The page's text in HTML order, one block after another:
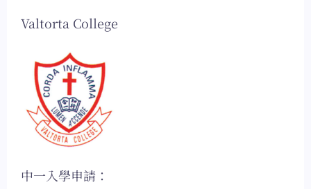
Valtorta College
中一入學申請：